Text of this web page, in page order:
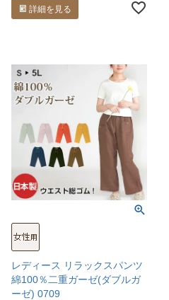
詳細を見る
レディース リラックスパンツ
綿100％二重ガーゼ(ダブルガ
ーゼ) 0709